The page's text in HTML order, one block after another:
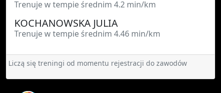
Trenuje w tempie średnim 4.2 min/km
KOCHANOWSKA JULIA
Trenuje w tempie średnim 4.46 min/km
Liczą się treningi od momentu rejestracji do zawodów